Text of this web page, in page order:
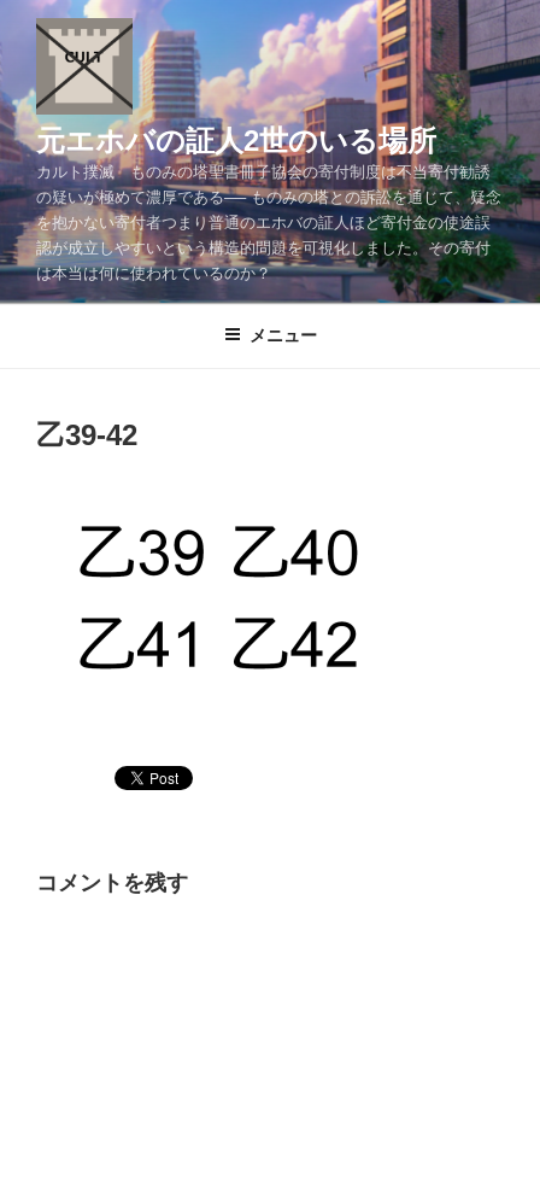
ン
テ
ン
ツ
へ
ス
ッ
プ
元エホバの証人2世のいる場所
カルト撲滅 ものみの塔聖書冊子協会の寄付制度は不当寄付勧誘
の疑いが極めて濃厚である── ものみの塔との訴訟を通じて、疑念
を抱かない寄付者つまり普通のエホバの証人ほど寄付金の使途誤
認が成立しやすいという構造的問題を可視化しました。その寄付
は本当は何に使われているのか？
メニュー
乙39-42
コメントを残す